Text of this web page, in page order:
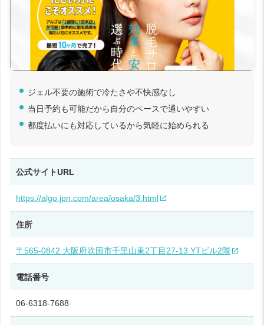
ジェル不要の施術で冷たさや不快感なし
当日予約も可能だから自分のペースで通いやすい
都度払いにも対応しているから気軽に始められる
公式サイトURL
https://algo.jpn.com/area/osaka/3.html
住所
〒565-0842 大阪府吹田市千里山東2丁目27-13 YTビル2階
電話番号
06-6318-7688